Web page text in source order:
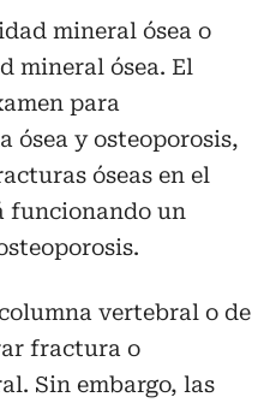
mineral ósea o
mineral ósea. El
para
ósea y osteoporosis,
óseas en el
funcionando un
vertebral o de
fractura o
Sin embargo, las